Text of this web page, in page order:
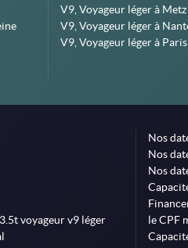
V9, Voyageur léger à Metz
V9, Voyageur léger à
V9, Voyageur léger à Paris
voyageur v9 léger
Nos
Nos
Nos
le CPF